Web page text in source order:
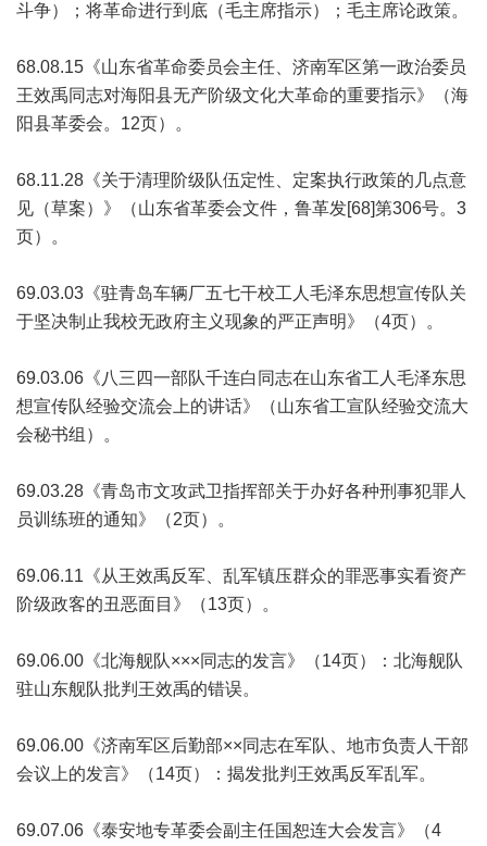
斗争）；将革命进行到底（毛主席指示）；毛主席论政策。
68.08.15《山东省革命委员会主任、济南军区第一政治委员
王效禹同志对海阳县无产阶级文化大革命的重要指示》（海
阳县革委会。12页）。
68.11.28《关于清理阶级队伍定性、定案执行政策的几点意
见（草案）》（山东省革委会文件，鲁革发[68]第306号。3
页）。
69.03.03《驻青岛车辆厂五七干校工人毛泽东思想宣传队关
于坚决制止我校无政府主义现象的严正声明》（4页）。
69.03.06《八三四一部队千连白同志在山东省工人毛泽东思
想宣传队经验交流会上的讲话》（山东省工宣队经验交流大
会秘书组）。
69.03.28《青岛市文攻武卫指挥部关于办好各种刑事犯罪人
员训练班的通知》（2页）。
69.06.11《从王效禹反军、乱军镇压群众的罪恶事实看资产
阶级政客的丑恶面目》（13页）。
69.06.00《北海舰队×××同志的发言》（14页）：北海舰队
驻山东舰队批判王效禹的错误。
69.06.00《济南军区后勤部××同志在军队、地市负责人干部
会议上的发言》（14页）：揭发批判王效禹反军乱军。
69.07.06《泰安地专革委会副主任国恕连大会发言》（4